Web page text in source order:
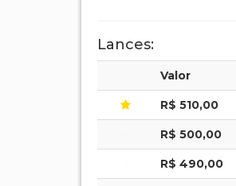
Lances:
Valor
R$ 510,00
R$ 500,00
R$ 490,00